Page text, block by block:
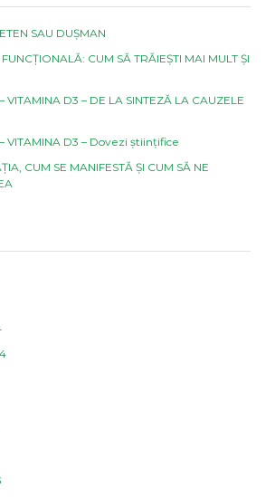
SAU DUȘMAN
CUM SĂ TRĂIEȘTI MAI MULT ȘI
VITAMINA D3 – DE LA SINTEZĂ LA CAUZELE
VITAMINA D3 – Dovezi științifice
CUM SE MANIFESTĂ ȘI CUM SĂ NE